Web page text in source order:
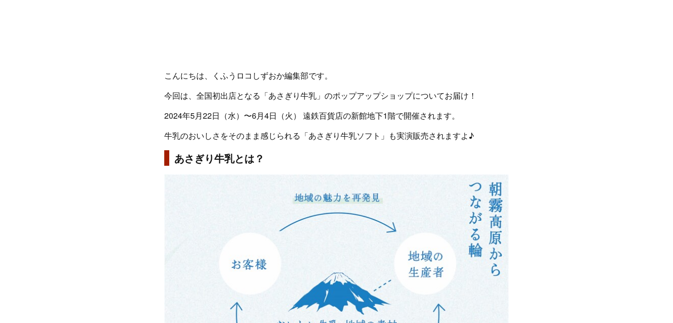
こんにちは、くふうロコしずおか編集部です。
今回は、全国初出店となる「あさぎり牛乳」のポップアップショップについてお届け！
2024年5月22日（水）〜6月4日（火） 遠鉄百貨店の新館地下1階で開催されます。
牛乳のおいしさをそのまま感じられる「あさぎり牛乳ソフト」も実演販売されますよ♪
あさぎり牛乳とは？